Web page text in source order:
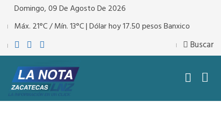
Domingo, 09 De Agosto De 2026
Máx. 21°C / Mín. 13°C | Dólar hoy 17.50 pesos Banxico
Buscar